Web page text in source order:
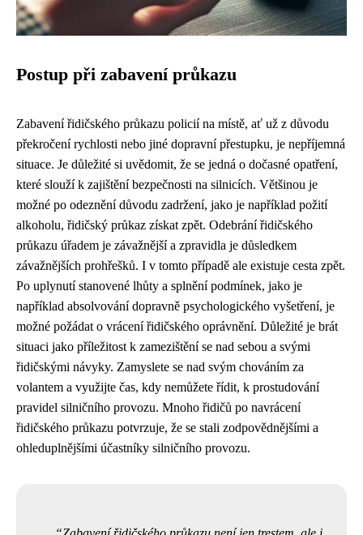
Postup při zabavení průkazu
Zabavení řidičského průkazu policií na místě, ať už z důvodu
překročení rychlosti nebo jiné dopravní přestupku, je nepříjemná
situace. Je důležité si uvědomit, že se jedná o dočasné opatření,
které slouží k zajištění bezpečnosti na silnicích. Většinou je
možné po odeznění důvodu zadržení, jako je například požití
alkoholu, řidičský průkaz získat zpět. Odebrání řidičského
průkazu úřadem je závažnější a zpravidla je důsledkem
závažnějších prohřešků. I v tomto případě ale existuje cesta zpět.
Po uplynutí stanovené lhůty a splnění podmínek, jako je
například absolvování dopravně psychologického vyšetření, je
možné požádat o vrácení řidičského oprávnění. Důležité je brát
situaci jako příležitost k zamezištění se nad sebou a svými
řidičskými návyky. Zamyslete se nad svým chováním za
volantem a využijte čas, kdy nemůžete řídit, k prostudování
pravidel silničního provozu. Mnoho řidičů po navrácení
řidičského průkazu potvrzuje, že se stali zodpovědnějšími a
ohleduplnějšími účastníky silničního provozu.